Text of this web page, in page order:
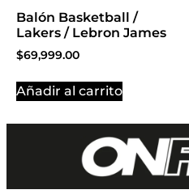
Balón Basketball /
Lakers / Lebron James
$69,999.00
Añadir al carrito